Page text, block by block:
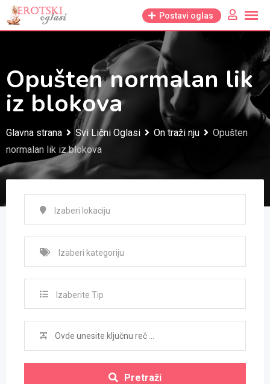
Skip
to
Postavi oglas
Opušten normalan lik
iz blokova
Glavna strana Svi Lični Oglasi On traži nju
Opušten
normalan lik iz blokova
Izaberite Tip
Pretraži